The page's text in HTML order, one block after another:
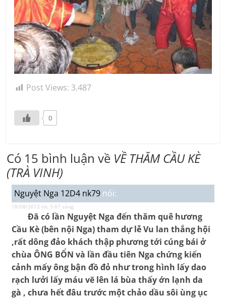
Post Views: 3.487
0
Có 15 bình luận về VỀ THĂM CẦU KÈ
(TRÀ VINH)
Nguyệt Nga 12D4 nk79 nói:
18/08/2012 lúc 5:07 sáng
Đã có lần Nguyệt Nga đến thăm quê hương
Cầu Kè (bên nội Nga) tham dự lễ Vu lan thắng hội
,rất dông đảo khách thập phương tới cúng bái ở
chùa ÔNG BỔN và lần đầu tiên Nga chứng kiến
cảnh mấy ông bận đồ đỏ như trong hình lấy dao
rạch lưởi lấy máu vẽ lên lá bùa thấy ớn lạnh da
gà , chưa hết đâu trước một chảo dầu sôi ùng ục